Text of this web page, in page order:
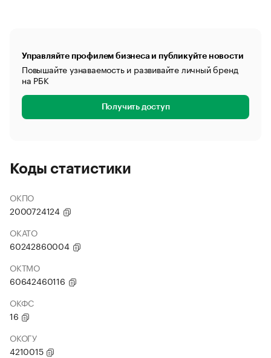
Управляйте профилем бизнеса и публикуйте новости
Повышайте узнаваемость и развивайте личный бренд
на РБК
Получить доступ
Коды статистики
ОКПО
2000724124
ОКАТО
60242860004
ОКТМО
60642460116
ОКФС
16
ОКОГУ
4210015